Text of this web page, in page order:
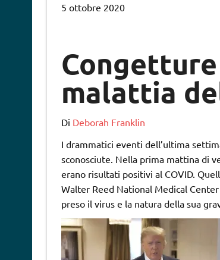
5 ottobre 2020
malattia
Di Deborah Franklin
I drammatici eventi dell’ultima
sconosciute. Nella prima mattina di
erano risultati positivi al COVID.
Walter Reed National Medical
preso il virus e la natura della sua